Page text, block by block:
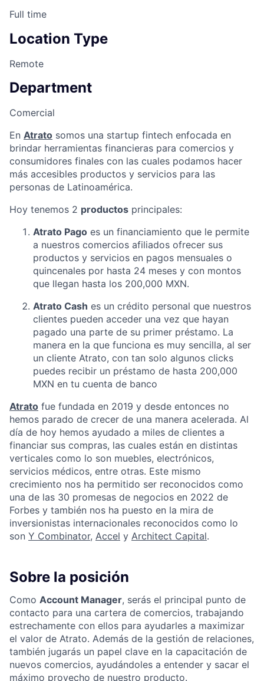
Full time
Location Type
Remote
Department
Comercial
En Atrato somos una startup fintech enfocada en
brindar herramientas financieras para comercios y
consumidores finales con las cuales podamos hacer
más accesibles productos y servicios para las
personas de Latinoamérica.
Hoy tenemos 2 productos principales:
Atrato Pago es un financiamiento que le permite
a nuestros comercios afiliados ofrecer sus
productos y servicios en pagos mensuales o
quincenales por hasta 24 meses y con montos
que llegan hasta los 200,000 MXN.
Atrato Cash es un crédito personal que nuestros
clientes pueden acceder una vez que hayan
pagado una parte de su primer préstamo. La
manera en la que funciona es muy sencilla, al ser
un cliente Atrato, con tan solo algunos clicks
puedes recibir un préstamo de hasta 200,000
MXN en tu cuenta de banco
Atrato fue fundada en 2019 y desde entonces no
hemos parado de crecer de una manera acelerada. Al
día de hoy hemos ayudado a miles de clientes a
financiar sus compras, las cuales están en distintas
verticales como lo son muebles, electrónicos,
servicios médicos, entre otras. Este mismo
crecimiento nos ha permitido ser reconocidos como
una de las 30 promesas de negocios en 2022 de
Forbes y también nos ha puesto en la mira de
inversionistas internacionales reconocidos como lo
son Y Combinator, Accel y Architect Capital.
Sobre la posición
Como Account Manager, serás el principal punto de
contacto para una cartera de comercios, trabajando
estrechamente con ellos para ayudarles a maximizar
el valor de Atrato. Además de la gestión de relaciones,
también jugarás un papel clave en la capacitación de
nuevos comercios, ayudándoles a entender y sacar el
máximo provecho de nuestro producto.